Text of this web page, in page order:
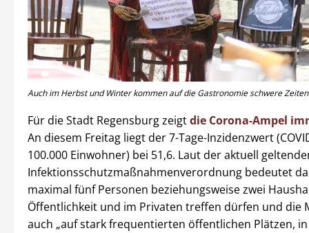
Auch im Herbst und Winter kommen auf die Gastronomie schwere
Für die Stadt Regensburg zeigtdie Corona-Ampel
An diesem Freitag liegt der 7-Tage-Inzidenzwert
100.000 Einwohner) bei 51,6. Laut der aktuell
Infektionsschutzmaßnahmenverordnung bedeutet
maximal fünf Personen beziehungsweise zwei
Öffentlichkeit und im Privaten treffen dürfen und die
auch „auf stark frequentierten öffentlichen Plätzen,